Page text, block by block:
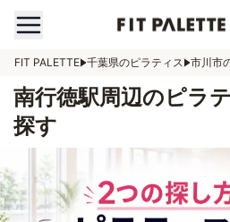
FIT PALETTE 千葉県のピラティス 市川市
南行徳駅周辺のピラ
探す